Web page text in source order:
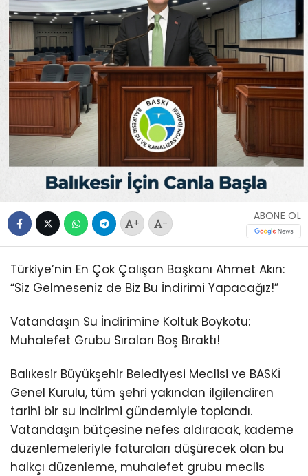
+ -
ABONE OL
Türkiye’nin En Çok Çalışan Başkanı Ahmet Akın:
“Siz Gelmeseniz de Biz Bu İndirimi Yapacağız!”
Vatandaşın Su İndirimine Koltuk Boykotu:
Muhalefet Grubu Sıraları Boş Bıraktı!
Balıkesir Büyükşehir Belediyesi Meclisi ve BASKİ
Genel Kurulu, tüm şehri yakından ilgilendiren
tarihi bir su indirimi gündemiyle toplandı.
Vatandaşın bütçesine nefes aldıracak, kademe
düzenlemeleriyle faturaları düşürecek olan bu
halkçı düzenleme, muhalefet grubu meclis